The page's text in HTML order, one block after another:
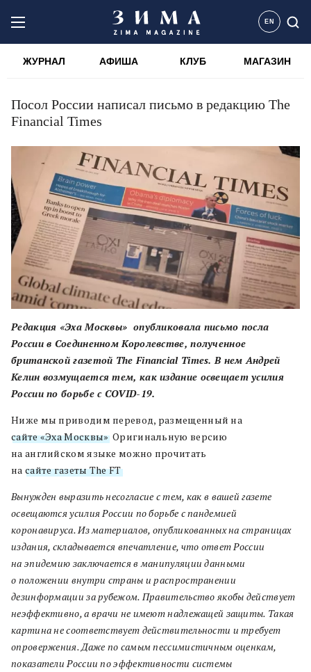
EN
ЖУРНАЛ АФИША КЛУБ МАГАЗИН
Посол России написал письмо в редакцию The
Financial Times
Редакция «Эха Москвы» опубликовала письмо посла
России в Соединенном Королевстве, полученное
британской газетой The Financial Times. В нем Андрей
Келин возмущается тем, как издание освещает усилия
России по борьбе с COVID-19.
Ниже мы приводим перевод, размещенный на
сайте «Эха Москвы». Оригинальную версию
на английском языке можно прочитать
на сайте газеты The FT.
Вынужден выразить несогласие с тем, как в вашей газете
освещаются усилия России по борьбе с пандемией
коронавируса. Из материалов, опубликованных на страницах
издания, складывается впечатление, что ответ России
на эпидемию заключается в манипуляции данными
о положении внутри страны и распространении
дезинформации за рубежом. Правительство якобы действует
неэффективно, а врачи не имеют надлежащей защиты. Такая
картина не соответствует действительности и требует
опровержения. Даже по самым пессимистичным оценкам,
показатели России по эффективности системы